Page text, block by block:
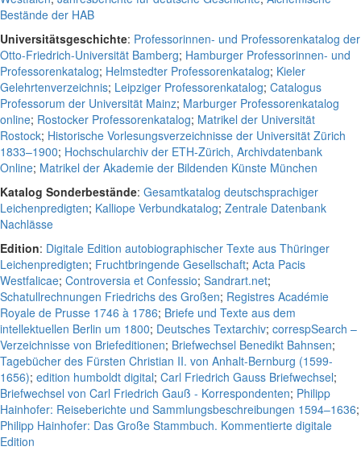
Bestände der HAB
Universitätsgeschichte: Professorinnen- und Professorenkatalog der
Otto-Friedrich-Universität Bamberg; Hamburger Professorinnen- und
Professorenkatalog; Helmstedter Professorenkatalog; Kieler
Gelehrtenverzeichnis; Leipziger Professorenkatalog; Catalogus
Professorum der Universität Mainz; Marburger Professorenkatalog
online; Rostocker Professorenkatalog; Matrikel der Universität
Rostock; Historische Vorlesungsverzeichnisse der Universität Zürich
1833–1900; Hochschularchiv der ETH-Zürich, Archivdatenbank
Online; Matrikel der Akademie der Bildenden Künste München
Katalog Sonderbestände: Gesamtkatalog deutschsprachiger
Leichenpredigten; Kalliope Verbundkatalog; Zentrale Datenbank
Nachlässe
Edition: Digitale Edition autobiographischer Texte aus Thüringer
Leichenpredigten; Fruchtbringende Gesellschaft; Acta Pacis
Westfalicae; Controversia et Confessio; Sandrart.net;
Schatullrechnungen Friedrichs des Großen; Registres Académie
Royale de Prusse 1746 à 1786; Briefe und Texte aus dem
intellektuellen Berlin um 1800; Deutsches Textarchiv; correspSearch –
Verzeichnisse von Briefeditionen; Briefwechsel Benedikt Bahnsen;
Tagebücher des Fürsten Christian II. von Anhalt-Bernburg (1599-
1656); edition humboldt digital; Carl Friedrich Gauss Briefwechsel;
Briefwechsel von Carl Friedrich Gauß - Korrespondenten; Philipp
Hainhofer: Reiseberichte und Sammlungsbeschreibungen 1594–1636;
Philipp Hainhofer: Das Große Stammbuch. Kommentierte digitale
Edition